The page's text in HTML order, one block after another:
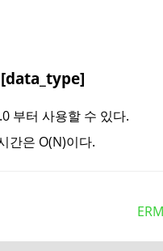
부터 사용할 수 있다.
간은 O(N)이다.
ERM